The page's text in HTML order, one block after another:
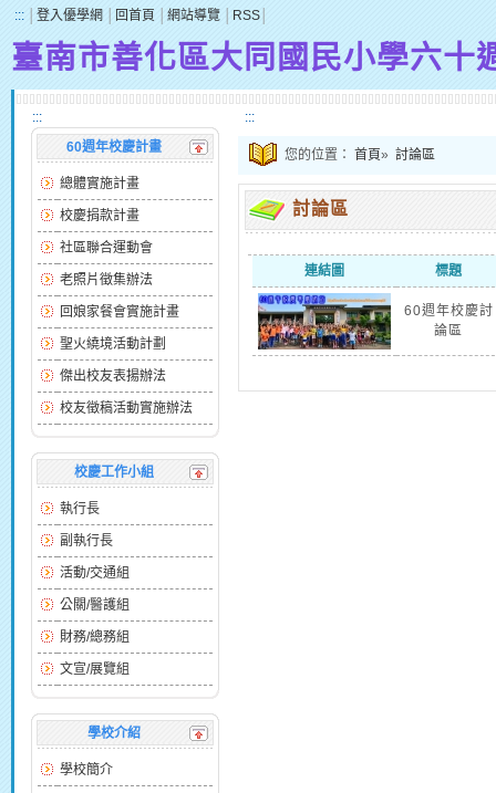
::: 登入優學網 回首頁 網站導覽 RSS
臺南市善化區大同國民小學六十
:::
60週年校慶計畫
總體實施計畫
校慶捐款計畫
社區聯合運動會
老照片徵集辦法
回娘家餐會實施計畫
聖火繞境活動計劃
傑出校友表揚辦法
校友徵稿活動實施辦法
校慶工作小組
執行長
副執行長
活動/交通組
公關/醫護組
財務/總務組
文宣/展覽組
學校介紹
學校簡介
:::
您的位置： 首頁» 討論區
討論區
連結圖 標題
60週年校慶討
論區